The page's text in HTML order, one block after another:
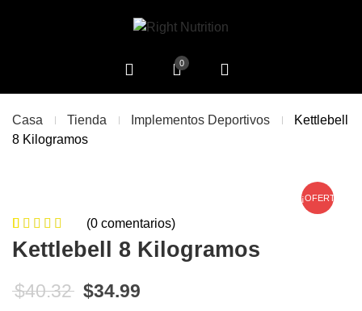
0
Casa Tienda Implementos Deportivos
Kettlebell
8 Kilogramos
¡OFERTA!
0de
5
0
customer
ratings
(0 comentarios)
Kettlebell 8 Kilogramos
$40.32 El precio original era: $40.32.
$34.99